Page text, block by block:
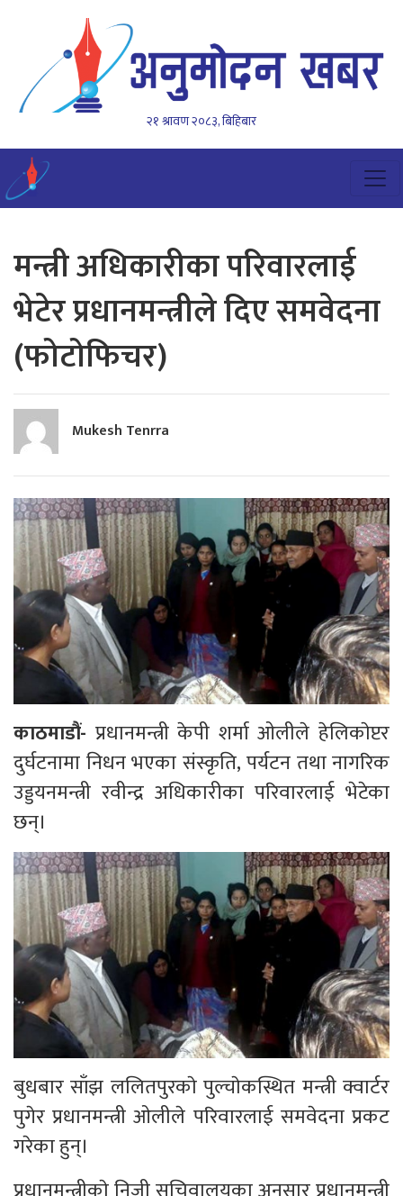
२१ श्रावण २०८३, बिहिबार
मन्त्री अधिकारीका परिवारलाई
भेटेर प्रधानमन्त्रीले दिए समवेदना
(फोटोफिचर)
Mukesh Tenrra
काठमाडौं- प्रधानमन्त्री केपी शर्मा ओलीले हेलिकाेप्टर
दुर्घटनामा निधन भएका संस्कृति, पर्यटन तथा नागरिक
उड्डयनमन्त्री रवीन्द्र अधिकारीका परिवारलाई भेटेका
छन्।
बुधबार साँझ ललितपुरकाे पुल्चाेकस्थित मन्त्री क्वार्टर
पुगेर प्रधानमन्त्री ओलीले परिवारलाई समवेदना प्रकट
गरेका हुन्।